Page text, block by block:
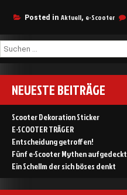
EGRET
ever“
Posted in Aktuell, e-Scooter
Suchen
nach:
NEUESTE BEITRÄGE
Scooter Dekoration Sticker
E-SCOOTER TRÄGER
Entscheidung getroffen!
Fünf e-Scooter Mythen aufgedeckt
Ein Schellm der sich böses denkt